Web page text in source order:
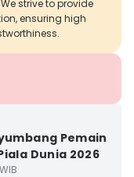
strive to provide
ensuring high
Pemain
Dunia 2026